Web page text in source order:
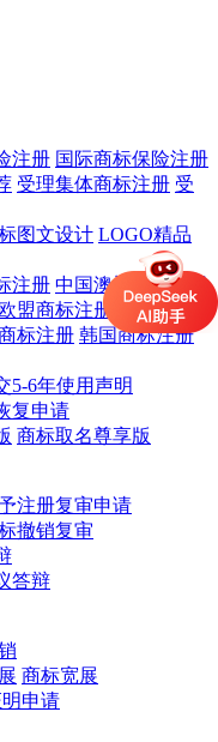
注册 国际商标保险注册
受理集体商标注册 受
图文设计 LOGO精品
注册 中国澳门商标注册
欧盟商标注册
英国商标
标注册 韩国商标注册
5-6年使用声明
复申请
商标取名尊享版
注册复审申请
撤销复审
答辩
商标宽展
申请